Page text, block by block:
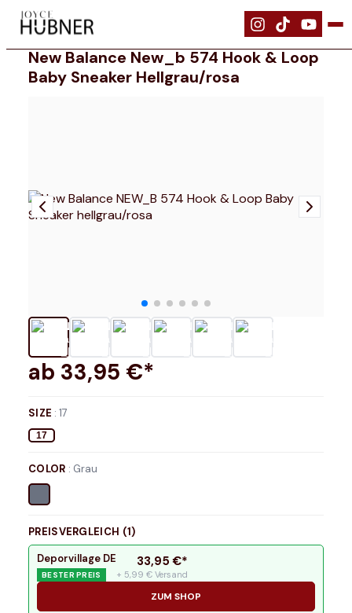
| Schuhe | New Balance NEW_B 574 Hook & Loop Baby Sneaker
New Balance New_b 574 Hook & Loop
Baby Sneaker Hellgrau/rosa
ab 33,95 €*
SIZE :17
17
COLOR : Grau
PREISVERGLEICH (1)
Deporvillage DE
BESTER PREIS
33,95 €*
+ 5,99 € Versand
ZUM SHOP